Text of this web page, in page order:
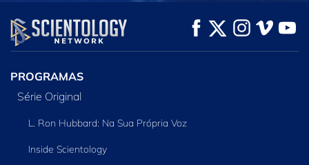
VEJA EXPLORE A SÉRIE
PROGRAMAS
Série Original
L. Ron Hubbard: Na Sua Própria Voz
Inside Scientology